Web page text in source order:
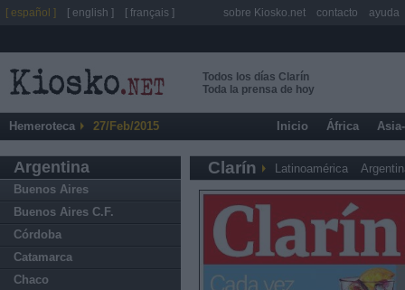
Todos los días Clarín
Toda la prensa de hoy
Hemeroteca 27/Feb/2015 Inicio África
Argentina
Buenos Aires
Buenos Aires C.F.
Córdoba
Catamarca
Chaco
Clarín Latinoamérica
[ español ] [ english ] [ français ] sobre Kiosko.net contacto ayuda